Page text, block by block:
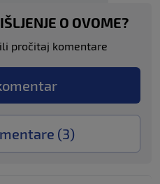
O OVOME?
pročitaj komentare
(3)